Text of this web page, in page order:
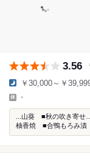
3.56
￥30,000～￥
-
...山葵 ■秋の吹き寄せ
柚香焼 ■合鴨もろみ